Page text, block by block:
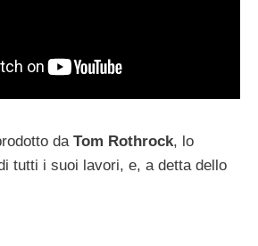
da Tom Rothrock, lo
tutti i suoi lavori, e, a detta dello